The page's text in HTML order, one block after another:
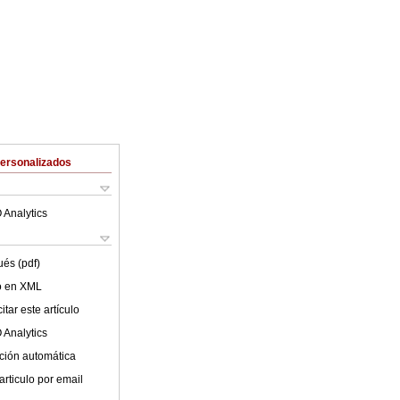
Analytics
(pdf)
en XML
este artículo
Analytics
automática
por email